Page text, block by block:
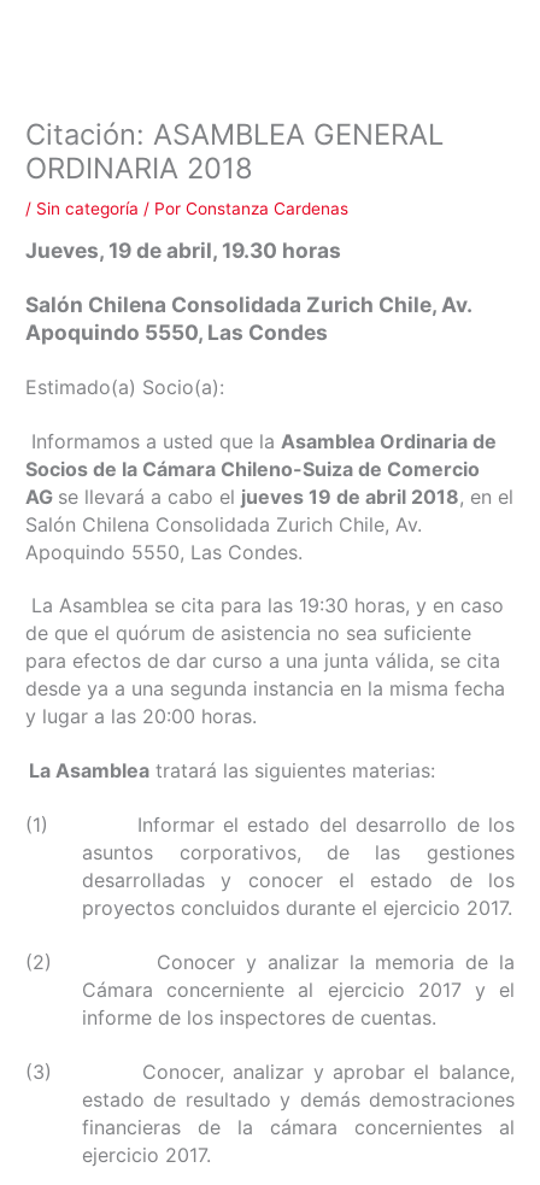
Citación: ASAMBLEA GENERAL
ORDINARIA 2018
/ Sin categoría / PorConstanza Cardenas
Jueves, 19 de abril, 19.30 horas
Salón Chilena Consolidada Zurich Chile, Av.
Apoquindo 5550, Las Condes
Estimado(a) Socio(a):
Informamos a usted que la Asamblea Ordinaria de
Socios de la Cámara Chileno-Suiza de Comercio
AG se llevará a cabo el jueves 19 de abril 2018, en el
Salón Chilena Consolidada Zurich Chile, Av.
Apoquindo 5550, Las Condes.
La Asamblea se cita para las 19:30 horas, y en caso
de que el quórum de asistencia no sea suficiente
para efectos de dar curso a una junta válida, se cita
desde ya a una segunda instancia en la misma fecha
y lugar a las 20:00 horas.
La Asamblea tratará las siguientes materias:
(1) Informar el estado del desarrollo de los
asuntos corporativos, de las gestiones
desarrolladas y conocer el estado de los
proyectos concluidos durante el ejercicio 2017.
(2) Conocer y analizar la memoria de la
Cámara concerniente al ejercicio 2017 y el
informe de los inspectores de cuentas.
(3) Conocer, analizar y aprobar el balance,
estado de resultado y demás demostraciones
financieras de la cámara concernientes al
ejercicio 2017.